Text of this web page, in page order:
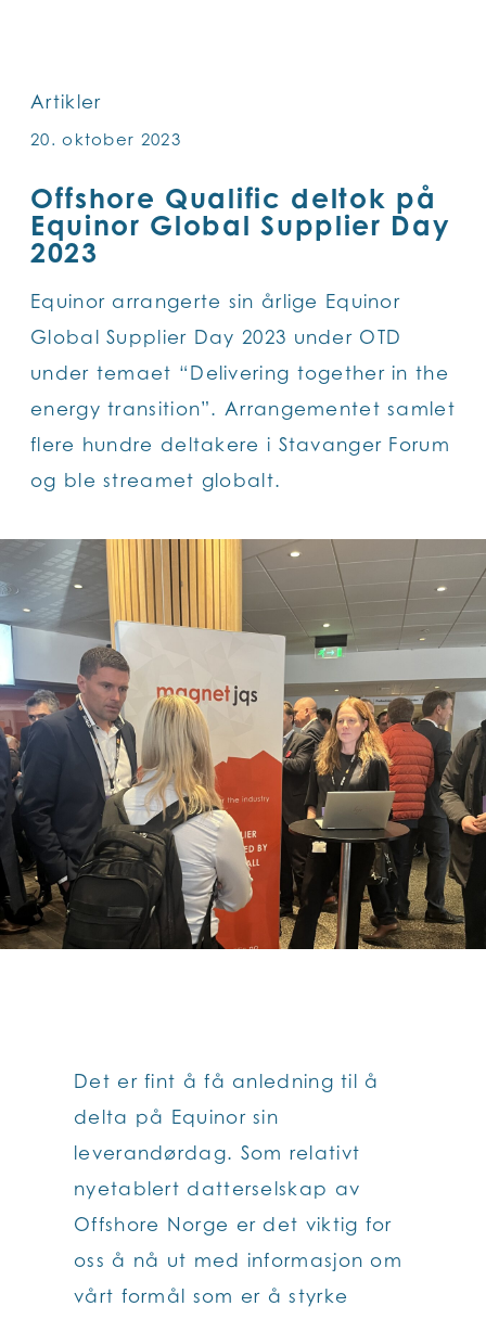
Artikler
20. oktober 2023
Offshore Qualific deltok på
Equinor Global Supplier Day
2023
Equinor arrangerte sin årlige Equinor
Global Supplier Day 2023 under OTD
under temaet “Delivering together in the
energy transition”. Arrangementet samlet
flere hundre deltakere i Stavanger Forum
og ble streamet globalt.
Det er fint å få anledning til å
delta på Equinor sin
leverandørdag. Som relativt
nyetablert datterselskap av
Offshore Norge er det viktig for
oss å nå ut med informasjon om
vårt formål som er å styrke